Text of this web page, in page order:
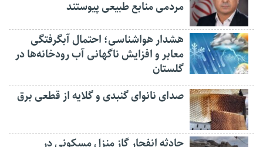
مردمی منابع طبیعی پیوستند
هشدار هواشناسی؛ احتمال آبگرفتگی
معابر و افزایش ناگهانی آب رودخانه‌ها در
گلستان
صدای نانوای گنبدی و گلایه از قطعی برق